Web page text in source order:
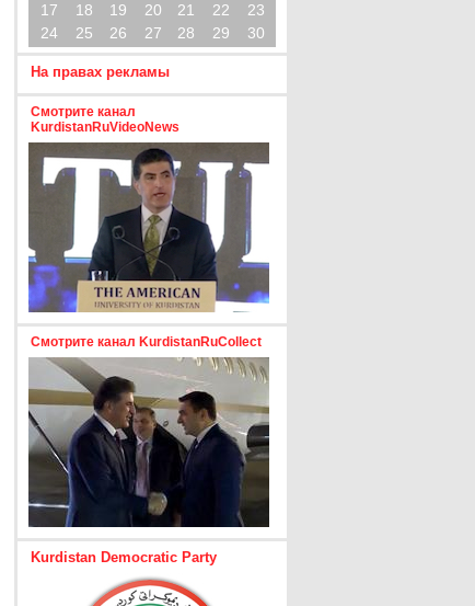
17
18 19 20 21 22
23
24
25 26 27 28 29 30
На правах рекламы
Смотрите канал
KurdistanRuVideoNews
Смотрите канал KurdistanRuCollect
Kurdistan Democratic Party